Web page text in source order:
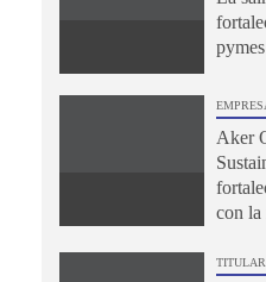
pymes
Aker
con la
TITULAR